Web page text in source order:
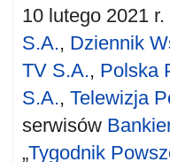
10 lutego 2021
S.A., Dziennik
TV S.A., Polska
S.A., Telewizja
serwisów
„Tygodnik